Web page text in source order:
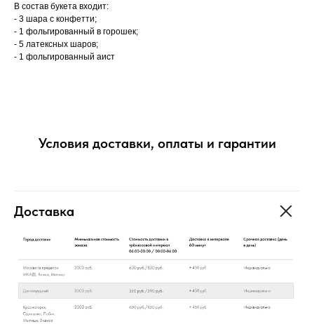
В состав букета входит:
- 3 шара с конфетти;
- 1 фольгированный в горошек;
- 5 латексных шаров;
- 1 фольгированный аист
Условия доставки, оплаты и гарантии
Доставка